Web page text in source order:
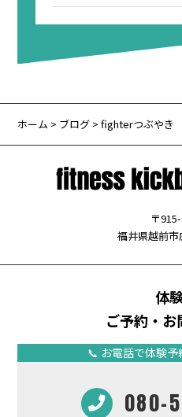
ホーム > ブログ > fighterつぶやき
〒
福井県越前
体
ご予約・お
📞 お電話で体験
080-